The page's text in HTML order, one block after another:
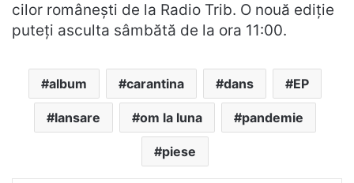
cilor românești de la Radio Trib. O nouă ediție
puteți asculta sâmbătă de la ora 11:00.
album carantina dans EP
lansare om la luna pandemie
piese